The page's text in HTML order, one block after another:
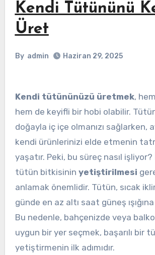
Kendi Tütününü
Üret
By admin Haziran 29, 2025
Kendi tütününüzü üretmek,
hem de keyifli bir hobi olabilir.
doğayla iç içe olmanızı sağlarken,
kendi ürünlerinizi elde etmenin
yaşatır. Peki, bu süreç nasıl
tütün bitkisinin yetiştirilmesi
anlamak önemlidir. Tütün, sıcak
günde en az altı saat güneş
Bu nedenle, bahçenizde veya
uygun bir yer seçmek, başarılı bir
yetiştirmenin ilk adımıdır.